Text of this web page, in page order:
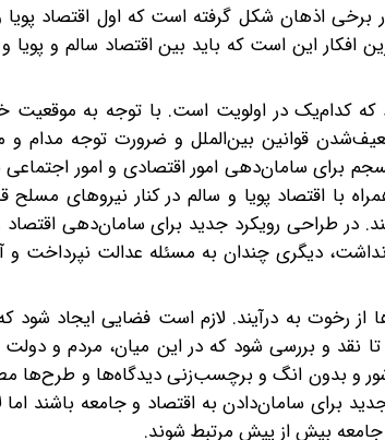
برخی اذهان شکل گرفته است که اول اقتصاد پویا
این است که باید بین اقتصاد سالم و پویا
کدام‌یک در اولویت است. با توجه به موقعیت
قوانین بین‌الملل و ضرورت توجه مدام و
برای سامان‌دهی امور اقتصادی و امور اجتماعی
اقتصاد پویا و سالم در کنار نیروهای مسلح
در طراحی رویکرد جدید برای سامان‌دهی اقتصاد
دیگری چندان به مسئله عدالت نپرداخت
رخوت به درآیند. لازم است فضایی ایجاد شود
نقد و بررسی شود که در این میان، مردم و دولت
و بدون انگ و برچسب‌زنی دیدگاه‌ها و طرح‌ها
برای سامان‌دادن به اقتصاد و جامعه باشند
جامعه بیش از پیش مرتبط شوند.